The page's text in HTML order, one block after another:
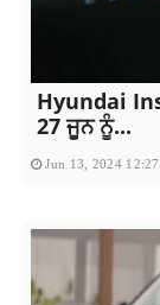
Hyundai
27 ਜੂਨ ਨੂੰ...
Jun 13, 2024 12:27